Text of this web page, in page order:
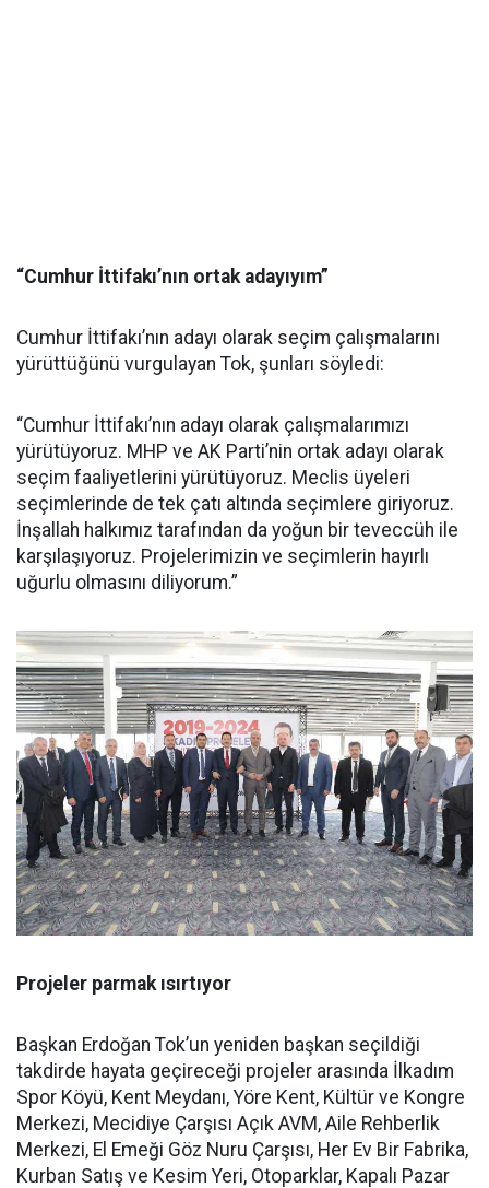
“Cumhur İttifakı’nın ortak adayıyım”
Cumhur İttifakı’nın adayı olarak seçim çalışmalarını
yürüttüğünü vurgulayan Tok, şunları söyledi:
“Cumhur İttifakı’nın adayı olarak çalışmalarımızı
yürütüyoruz. MHP ve AK Parti’nin ortak adayı olarak
seçim faaliyetlerini yürütüyoruz. Meclis üyeleri
seçimlerinde de tek çatı altında seçimlere giriyoruz.
İnşallah halkımız tarafından da yoğun bir teveccüh ile
karşılaşıyoruz. Projelerimizin ve seçimlerin hayırlı
uğurlu olmasını diliyorum.”
Projeler parmak ısırtıyor
Başkan Erdoğan Tok’un yeniden başkan seçildiği
takdirde hayata geçireceği projeler arasında İlkadım
Spor Köyü, Kent Meydanı, Yöre Kent, Kültür ve Kongre
Merkezi, Mecidiye Çarşısı Açık AVM, Aile Rehberlik
Merkezi, El Emeği Göz Nuru Çarşısı, Her Ev Bir Fabrika,
Kurban Satış ve Kesim Yeri, Otoparklar, Kapalı Pazar